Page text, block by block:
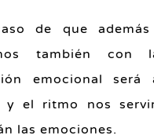
de que
también con
emocional será
y el ritmo nos
las emociones.